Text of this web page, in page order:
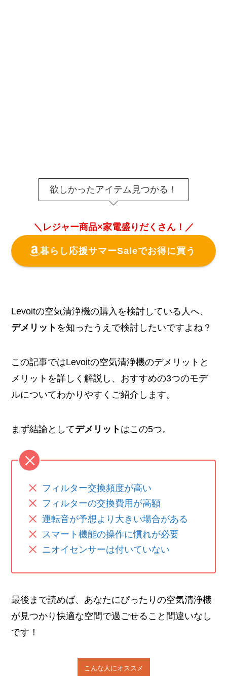
欲しかったアイテム見つかる！
＼レジャー商品×家電盛りだくさん！／
暮らし応援サマーSaleでお得に買う
Levoitの空気清浄機の購入を検討している人へ、
デメリット を知ったうえで検討したいですよね？
この記事ではLevoitの空気清浄機のデメリットと
メリットを詳しく解説し、おすすめの3つのモデ
ルについてわかりやすくご紹介します。
まず結論としてデメリット はこの5つ。
フィルター交換頻度が高い
フィルターの交換費用が高額
運転音が予想より大きい場合がある
スマート機能の操作に慣れが必要
ニオイセンサーは付いていない
最後まで読めば、あなたにぴったりの空気清浄機
が見つかり快適な空間で過ごせること間違いなし
です！
こんな人にオススメ